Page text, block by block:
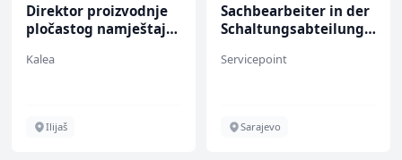
Direktor proizvodnje
pločastog namještaja
Kalea
Ilijaš
Sachbearbeiter in der
Schaltungsabteilung
Servicepoint
Sarajevo